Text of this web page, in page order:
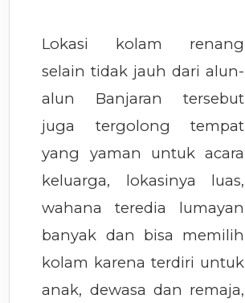
Lokasi kolam renang
selain tidak jauh dari alun-
alun Banjaran tersebut
juga tergolong tempat
yang yaman untuk acara
keluarga, lokasinya luas,
wahana teredia lumayan
banyak dan bisa memilih
kolam karena terdiri untuk
anak, dewasa dan remaja,